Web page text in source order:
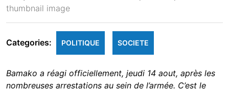
Categories: POLITIQUE SOCIETE
Bamako a réagi officiellement, jeudi 14 aout, après les
nombreuses arrestations au sein de l’armée. C’est le